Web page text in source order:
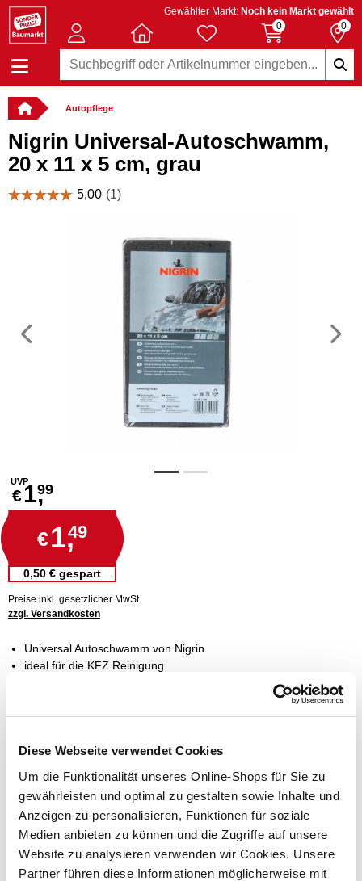
Diese Webseite verwendet Cookies
Um die Funktionalität unseres Online-Shops für Sie zu
gewährleisten und optimal zu gestalten sowie Inhalte und
Anzeigen zu personalisieren, Funktionen für soziale
Medien anbieten zu können und die Zugriffe auf unsere
Website zu analysieren verwenden wir Cookies. Unsere
Partner führen diese Informationen möglicherweise mit
Gewählter Markt: Noch kein Markt gewählt
0
0
Autopflege
Nigrin Universal-Autoschwamm,
20 x 11 x 5 cm, grau
Vorheriges
UVP
€1,99
€1,49
0,50 € gespart
Preise inkl. gesetzlicher MwSt.
zzgl. Versandkosten
Universal Autoschwamm von Nigrin
ideal für die KFZ Reinigung
Universalschwamm im handlichen Format
Lieferung nach Hause
Um Abholung im Markt nutzen zu können, wähle zunächst
einen Markt
Verfügbarkeit: